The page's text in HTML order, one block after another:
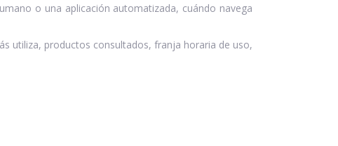
o una aplicación automatizada, cuándo navega
utiliza, productos consultados, franja horaria de uso,